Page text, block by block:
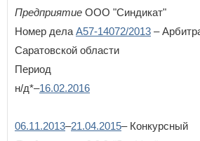
Предприятие ООО "Синдикат"
Номер дела А57-14072/2013 –
Саратовской области
Период
н/д*–16.02.2016
06.11.2013–21.04.2015– Конкурсный